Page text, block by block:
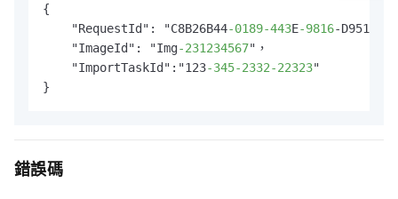
{
    "RequestId": "C8B26B44
-0189-443E-9816-
    "ImageId": "Img
-231234567"，
    "ImportTaskId":"123
-345-2332-22323"
}
錯誤碼